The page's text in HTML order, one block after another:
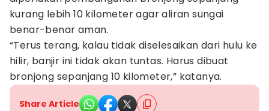
kurang lebih 10 kilometer agar aliran sungai
benar-benar aman.
“Terus terang, kalau tidak diselesaikan dari hulu ke
hilir, banjir ini tidak akan tuntas. Harus dibuat
bronjong sepanjang 10 kilometer,” katanya.
Share Article